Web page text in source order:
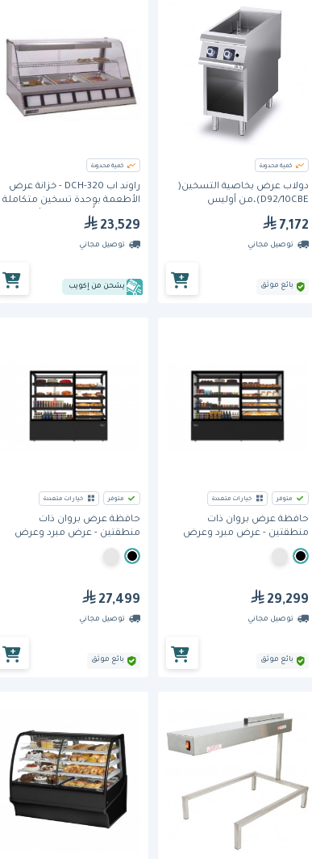
كمية محدودة
دولاب عرض بخاصية التسخين(
D92/10CBE)،من أوليس
7,172
توصيل مجاني
بائع موثق
كمية محدودة
راوند اب DCH-320 - خزانة عرض
الأطعمة بوحدة تسخين متكاملة
الخدمات وتُوضع فوق الأسطح
23,529
توصيل مجاني
يشحن من إكويب
متوفر خيارات متعددة
حافظة عرض بروان ذات
منطقتين - عرض مبرد وعرض
المنطقة المبردة اليسرى، تصميم
29,299
توصيل مجاني
بائع موثق
متوفر خيارات متعددة
حافظة عرض بروان ذات
منطقتين - عرض مبرد وعرض
المنطقة المبردة اليسرى، تصميم
27,499
توصيل مجاني
بائع موثق